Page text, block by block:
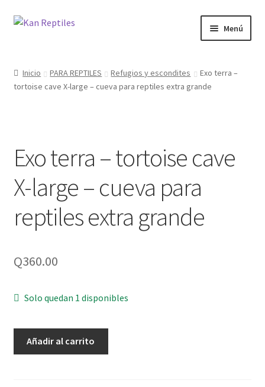
Ir
Ir
Menú
Tienda
Inicio PARA REPTILES Refugios y escondites
Exo terra –
tortoise cave X-large – cueva para reptiles extra grande
Exo terra – tortoise cave
X-large – cueva para
reptiles extra grande
Q360.00
Solo quedan 1 disponibles
Añadir al carrito